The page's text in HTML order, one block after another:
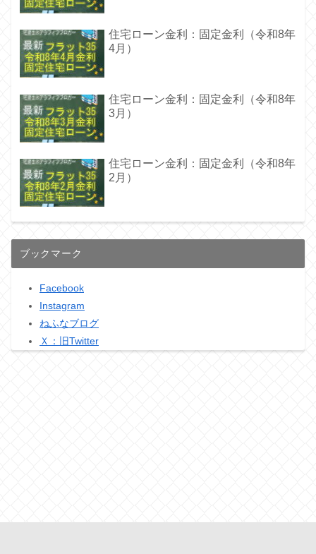
住宅ローン金利：固定金利（令和8年
4月）
住宅ローン金利：固定金利（令和8年
3月）
住宅ローン金利：固定金利（令和8年
2月）
ブックマーク
Facebook
Instagram
ねふなブログ
Ｘ：旧Twitter